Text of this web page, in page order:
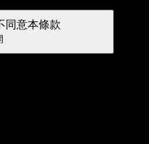
同意本條款